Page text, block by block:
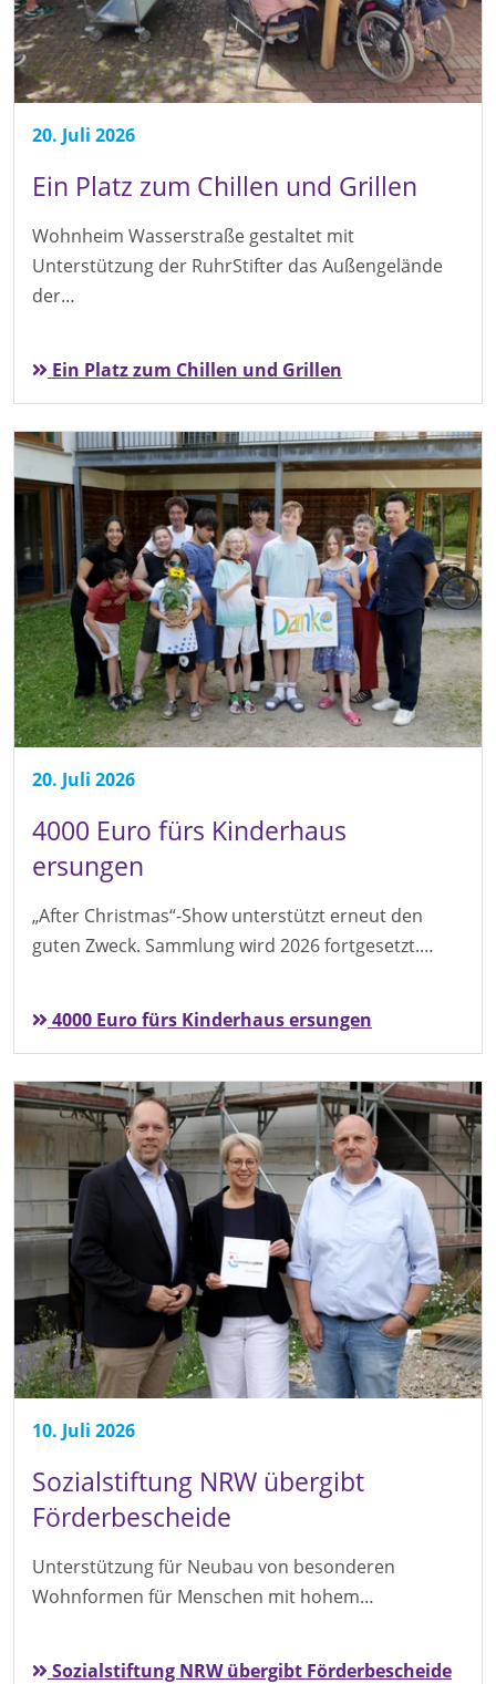
20. Juli 2026
Ein Platz zum Chillen und Grillen
Wohnheim Wasserstraße gestaltet mit
Unterstützung der RuhrStifter das Außengelände
der…
Ein Platz zum Chillen und Grillen
20. Juli 2026
4000 Euro fürs Kinderhaus
ersungen
„After Christmas“-Show unterstützt erneut den
guten Zweck. Sammlung wird 2026 fortgesetzt.…
4000 Euro fürs Kinderhaus ersungen
10. Juli 2026
Sozialstiftung NRW übergibt
Förderbescheide
Unterstützung für Neubau von besonderen
Wohnformen für Menschen mit hohem…
Sozialstiftung NRW übergibt Förderbescheide